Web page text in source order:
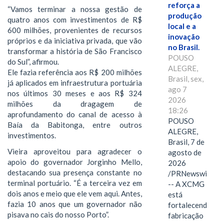
“Vamos terminar a nossa gestão de
quatro anos com investimentos de R$
600 milhões, provenientes de recursos
próprios e da iniciativa privada, que vão
transformar a história de São Francisco
do Sul”, afirmou.
Ele fazia referência aos R$ 200 milhões
já aplicados em infraestrutura portuária
nos últimos 30 meses e aos R$ 324
milhões da dragagem de
aprofundamento do canal de acesso à
Baía da Babitonga, entre outros
investimentos.
Vieira aproveitou para agradecer o
apoio do governador Jorginho Mello,
destacando sua presença constante no
terminal portuário. “É a terceira vez em
dois anos e meio que ele vem aqui. Antes,
fazia 10 anos que um governador não
pisava no cais do nosso Porto”.
reforça a
produção
local e a
inovação
no Brasil.
POUSO
ALEGRE,
Brasil, sex,
ago 7
2026
18:26
POUSO
ALEGRE,
Brasil, 7 de
agosto de
2026
/PRNewswire/
-- A XCMG
está
fortalecendo a
fabricação